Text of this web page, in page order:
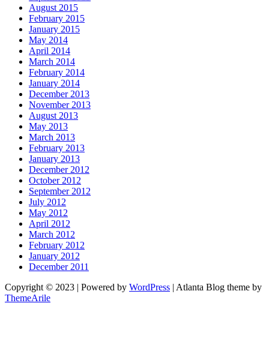
August 2015
February 2015
January 2015
May 2014
April 2014
March 2014
February 2014
January 2014
December 2013
November 2013
August 2013
May 2013
March 2013
February 2013
January 2013
December 2012
October 2012
September 2012
July 2012
May 2012
April 2012
March 2012
February 2012
January 2012
December 2011
Copyright © 2023 | Powered by WordPress | Atlanta Blog theme by
ThemeArile